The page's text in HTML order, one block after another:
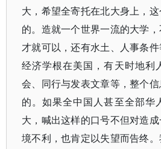
大，希望全寄托在北大身上，
的。造就一个世界一流的大学
才就可以，还有水土、人事条
经济学根在美国，有天时地利
会、同行与发表文章等，整个
的。如果全中国人甚至全部华
大，喊出这样的口号不但对造
境不利，也肯定以失望而告终